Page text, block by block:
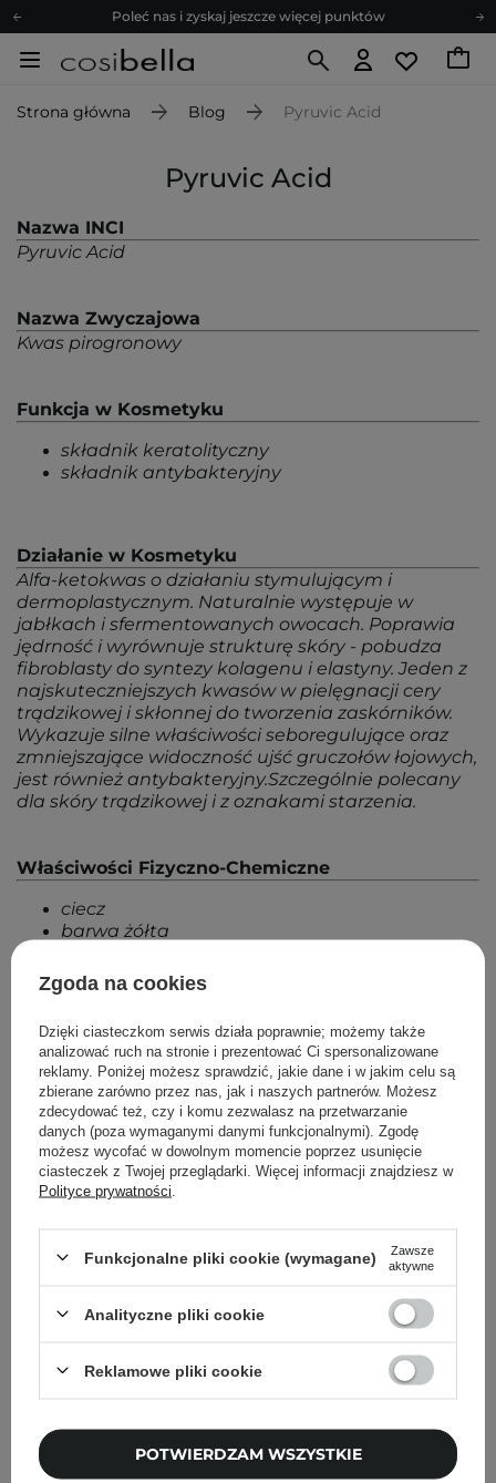
Poleć nas i zyskaj jeszcze więcej punktów
Zapisz się na newsletter pełen porad
Z nami to możliwe! Realizacja zamówienia do 24h.
Zapisz się na newsletter pełen porad
Strona główna Blog Pyruvic Acid
Pyruvic Acid
Nazwa INCI
Pyruvic Acid
Nazwa Zwyczajowa
Kwas pirogronowy
Funkcja w Kosmetyku
składnik keratolityczny
składnik antybakteryjny
Działanie w Kosmetyku
Alfa-ketokwas o działaniu stymulującym i
dermoplastycznym. Naturalnie występuje w
jabłkach i sfermentowanych owocach. Poprawia
jędrność i wyrównuje strukturę skóry - pobudza
fibroblasty do syntezy kolagenu i elastyny. Jeden z
najskuteczniejszych kwasów w pielęgnacji cery
trądzikowej i skłonnej do tworzenia zaskórników.
Wykazuje silne właściwości seboregulujące oraz
zmniejszające widoczność ujść gruczołów łojowych,
jest również antybakteryjny.Szczególnie polecany
dla skóry trądzikowej i z oznakami starzenia.
Właściwości Fizyczno-Chemiczne
ciecz
barwa żółta
rozpuszczalny w wodzie i alkoholach
Powrót do Cosipedii
Pokaż więcej wpisów zMarzec 2020
beauty nowości - prosto na maila!
Podaj swój adres email
Zgadzam się na otrzymywanie
wiadomości marketingowych i
Zgoda na cookies
Dzięki ciasteczkom serwis działa poprawnie; możemy także
analizować ruch na stronie i prezentować Ci spersonalizowane
reklamy. Poniżej możesz sprawdzić, jakie dane i w jakim celu są
zbierane zarówno przez nas, jak i naszych partnerów. Możesz
zdecydować też, czy i komu zezwalasz na przetwarzanie
danych (poza wymaganymi danymi funkcjonalnymi). Zgodę
możesz wycofać w dowolnym momencie poprzez usunięcie
ciasteczek z Twojej przeglądarki. Więcej informacji znajdziesz w
Polityce prywatności
Funkcjonalne pliki cookie (wymagane)
Zawsze
aktywne
Analityczne pliki cookie
Reklamowe pliki cookie
POTWIERDZAM WSZYSTKIE